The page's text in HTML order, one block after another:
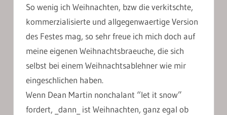
So wenig ich Weihnachten, bzw die verkitschte,
kommerzialisierte und allgegenwaertige Version
des Festes mag, so sehr freue ich mich doch auf
meine eigenen Weihnachtsbraeuche, die sich
selbst bei einem Weihnachtsablehner wie mir
eingeschlichen haben.
Wenn Dean Martin nonchalant “let it snow”
fordert, _dann_ ist Weihnachten, ganz egal ob